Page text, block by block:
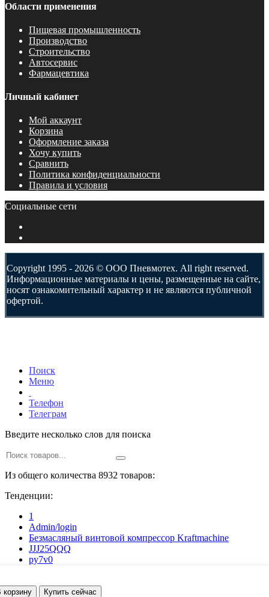
корзину Купить сейчас
Области применения
Пищевая промышленность
Производство
Строительство
Автосервис
Фармацевтика
Личный кабинет
Мой аккаунт
Корзина
Оформление заказа
Хочу купить
Сравнить
Политика конфиденциальности
Правила и условия
Социальные сети
Copyright 1995 - 2026 © ООО Пневмотех. All right reserved.
Информационные материалы и цены, размещенные на сайте,
носят ознакомительный характер и не являются публичной
офертой.
Поиск
Меню
Телефон
Телеграм
Введите несколько слов для поиска
Из общего количества 8932 товаров:
Тенденции:
1
Admin/login
Безмасляный винтовой компрессор Kraftmaсhine
JJJ25QQQ
py7v0
q1cn1